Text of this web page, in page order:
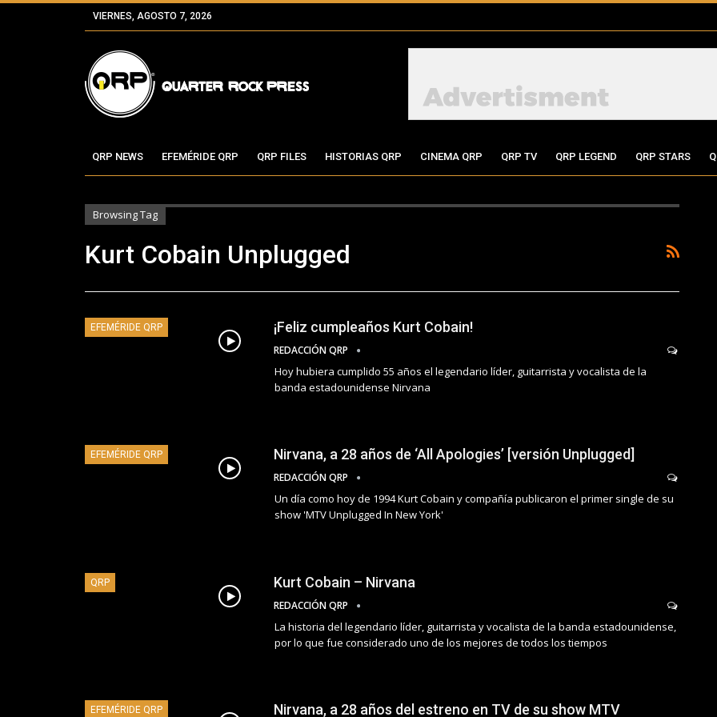
VIERNES, AGOSTO 7, 2026
QRP NEWS EFEMÉRIDE QRP QRP FILES HISTORIAS QRP CINEMA QRP QRP TV QRP LEGEND QRP STARS
Browsing Tag
Kurt Cobain Unplugged
EFEMÉRIDE QRP ¡Feliz cumpleaños Kurt Cobain!
REDACCIÓN QRP
Hoy hubiera cumplido 55 años el legendario líder, guitarrista y vocalista de la
banda estadounidense Nirvana
EFEMÉRIDE QRP Nirvana, a 28 años de ‘All Apologies’ [versión Unplugged]
REDACCIÓN QRP
Un día como hoy de 1994 Kurt Cobain y compañía publicaron el primer single de su
show 'MTV Unplugged In New York'
QRP Kurt Cobain – Nirvana
REDACCIÓN QRP
La historia del legendario líder, guitarrista y vocalista de la banda estadounidense,
por lo que fue considerado uno de los mejores de todos los tiempos
EFEMÉRIDE QRP Nirvana, a 28 años del estreno en TV de su show MTV